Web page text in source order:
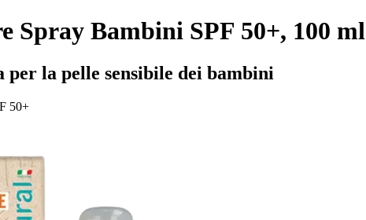
Spray Bambini SPF 50+, 100 ml
per la pelle sensibile dei bambini
50+